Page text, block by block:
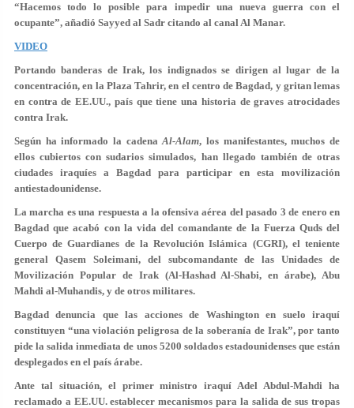
“Hacemos todo lo posible para impedir una nueva guerra con el
ocupante”, añadió Sayyed al Sadr citando al canal Al Manar.
VIDEO
Portando banderas de Irak, los indignados se dirigen al lugar de la
concentración, en la Plaza Tahrir, en el centro de Bagdad, y gritan lemas
en contra de EE.UU., país que tiene una historia de graves atrocidades
contra Irak.
Según ha informado la cadenaAl-Alam, los manifestantes, muchos de
ellos cubiertos con sudarios simulados, han llegado también de otras
ciudades iraquíes a Bagdad para participar en esta movilización
antiestadounidense.
La marcha es una respuesta a la ofensiva aérea del pasado 3 de enero en
Bagdad que acabó con la vida del comandante de la Fuerza Quds del
Cuerpo de Guardianes de la Revolución Islámica (CGRI), el teniente
general Qasem Soleimani, del subcomandante de las Unidades de
Movilización Popular de Irak (Al-Hashad Al-Shabi, en árabe), Abu
Mahdi al-Muhandis, y de otros militares.
Bagdad denuncia que las acciones de Washington en suelo iraquí
constituyen “una violación peligrosa de la soberanía de Irak”, por tanto
pide la salida inmediata de unos 5200 soldados estadounidenses que están
desplegados en el país árabe.
Ante tal situación, el primer ministro iraquí Adel Abdul-Mahdi ha
reclamado a EE.UU. establecer mecanismos para la salida de sus tropas